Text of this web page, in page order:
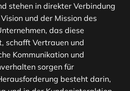
stehen in direkter Verbindung
und der Mission des
das diese
schafft Vertrauen und
Kommunikation und
sorgen für
besteht darin,